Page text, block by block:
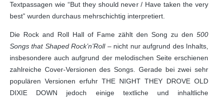
Textpassagen wie “But they should never / Have taken the very
best” wurden durchaus mehrschichtig interpretiert.
Die Rock and Roll Hall of Fame zählt den Song zu den 500
Songs that Shaped Rock’n’Roll‒ nicht nur aufgrund des Inhalts,
insbesondere auch aufgrund der melodischen Seite erschienen
zahlreiche Cover-Versionen des Songs. Gerade bei zwei sehr
populären Versionen erfuhr THE NIGHT THEY DROVE OLD
DIXIE DOWN jedoch einige textliche und inhaltliche